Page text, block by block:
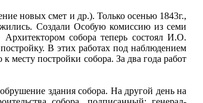
новых смет и др.). Только осенью 1843г.,
Создали Особую комиссию из семи
Архитектором собора теперь состоял И.О.
В этих работах под наблюдением
месту постройки собора. За два года работ
здания собора. На другой день на